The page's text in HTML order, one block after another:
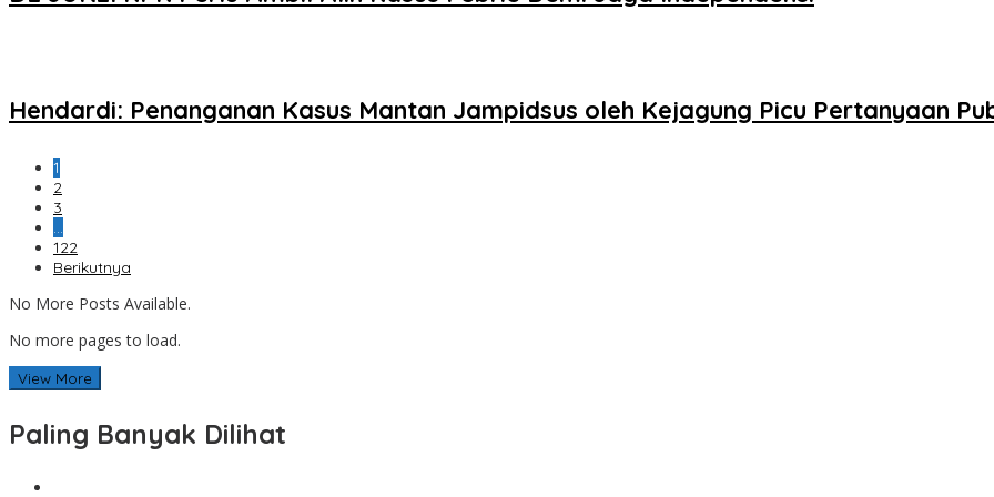
Hendardi: Penanganan Kasus Mantan Jampidsus oleh Kejagung Picu Pertanyaan
1
2
3
…
122
Berikutnya
No More Posts Available.
No more pages to load.
View More
Paling Banyak Dilihat